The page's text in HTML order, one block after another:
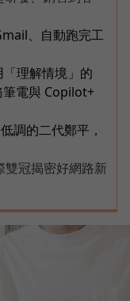
、自動跑完工
理解情境」的
電與 Copilot+
調的二代鄭平，
冠揭密好網路新